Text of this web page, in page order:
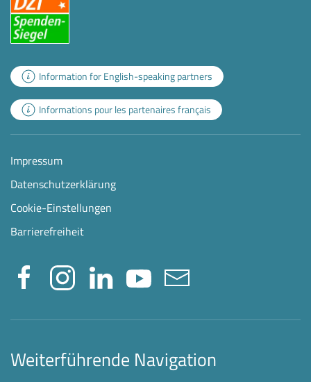
Information for English-speaking partners
Informations pour les partenaires français
Impressum
Datenschutzerklärung
Cookie-Einstellungen
Barrierefreiheit
Weiterführende Navigation